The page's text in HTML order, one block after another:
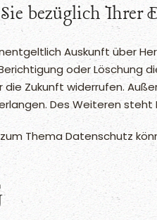
bezüglich Ihrer
Auskunft über
oder Löschung
die Zukunft widerrufen.
Des Weiteren
Thema Datenschutz